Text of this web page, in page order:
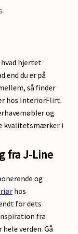
hjertet
end du er på
så finder
hos InteriorFlirt.
og
kvalitetsmærker i
fra J-Line
og
hos
for dets
fra
verden. Gå